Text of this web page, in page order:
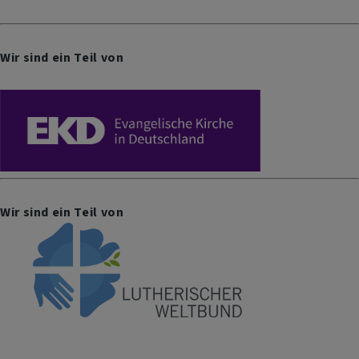
Wir sind ein Teil von
Wir sind ein Teil von